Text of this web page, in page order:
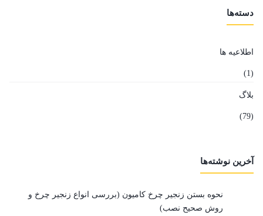
دسته‌ها
اطلاعیه ها
(1)
بلاگ
(79)
آخرین نوشته‌ها
نحوه بستن زنجیر چرخ کامیون (بررسی انواع زنجیر چرخ و
روش صحیح نصب)